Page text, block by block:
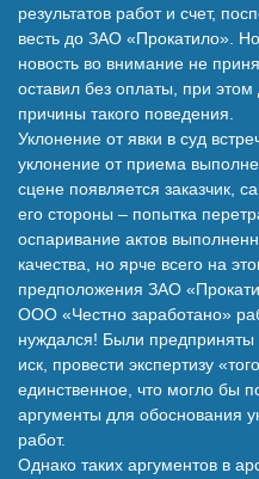
результатов работ и счет,
весть до ЗАО «Прокатило». Но
новость во внимание не
оставил без оплаты, при
причины такого поведения.
Уклонение от явки в суд
уклонение от приема
сцене появляется заказчик,
его стороны – попытка
оспаривание актов
качества, но ярче всего на
предположения ЗАО
ООО «Честно заработано»
нуждался! Были предприняты
иск, провести экспертизу
единственное, что могло бы
аргументы для обоснования
работ.
Однако таких аргументов в